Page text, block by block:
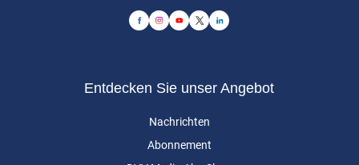
Entdecken Sie unser Angebot
Nachrichten
Abonnement